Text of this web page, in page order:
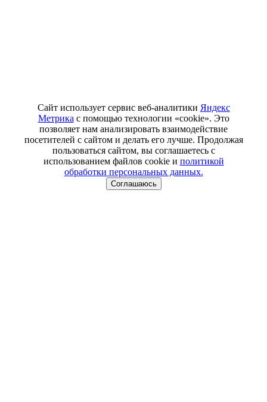
Сайт использует сервис веб-аналитики Яндекс
Метрика с помощью технологии «cookie». Это
позволяет нам анализировать взаимодействие
посетителей с сайтом и делать его лучше. Продолжая
пользоваться сайтом, вы соглашаетесь с
использованием файлов cookie и политикой
обработки персональных данных.
Соглашаюсь